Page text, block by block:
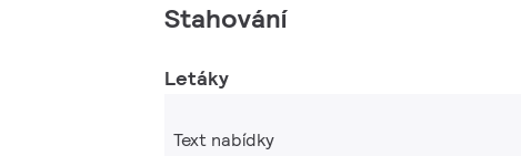
Stahování
Letáky
Text nabídky